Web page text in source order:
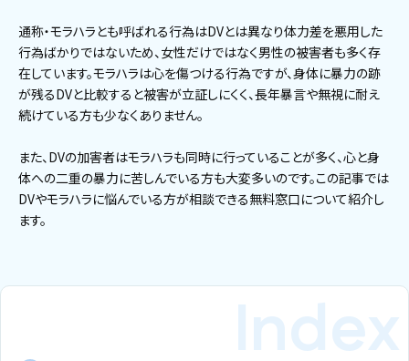
通称・モラハラとも呼ばれる行為はDVとは異なり体力差を悪用した
行為ばかりではないため、女性だけではなく男性の被害者も多く存
在しています。モラハラは心を傷つける行為ですが、身体に暴力の跡
が残るDVと比較すると被害が立証しにくく、長年暴言や無視に耐え
続けている方も少なくありません。
また、DVの加害者はモラハラも同時に行っていることが多く、心と身
体への二重の暴力に苦しんでいる方も大変多いのです。この記事では
DVやモラハラに悩んでいる方が相談できる無料窓口について紹介し
ます。